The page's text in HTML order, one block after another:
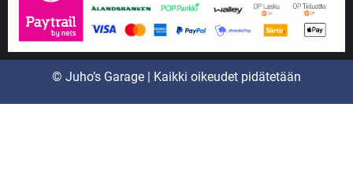
© Juho’s Garage | Kaikki oikeudet pidätetään